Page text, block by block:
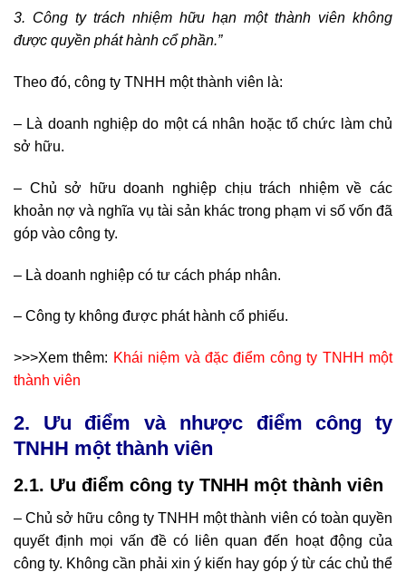
3. Công ty trách nhiệm hữu hạn một thành viên không
được quyền phát hành cổ phần.”
Theo đó, công ty TNHH một thành viên là:
– Là doanh nghiệp do một cá nhân hoặc tổ chức làm chủ
sở hữu.
– Chủ sở hữu doanh nghiệp chịu trách nhiệm về các
khoản nợ và nghĩa vụ tài sản khác trong phạm vi số vốn đã
góp vào công ty.
– Là doanh nghiệp có tư cách pháp nhân.
– Công ty không được phát hành cổ phiếu.
>>>Xem thêm: Khái niệm và đặc điểm công ty TNHH một
thành viên
2. Ưu điểm và nhược điểm công ty
TNHH một thành viên
2.1. Ưu điểm công ty TNHH một thành viên
– Chủ sở hữu công ty TNHH một thành viên có toàn quyền
quyết định mọi vấn đề có liên quan đến hoạt động của
công ty. Không cần phải xin ý kiến hay góp ý từ các chủ thể